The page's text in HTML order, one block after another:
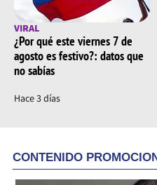
VIRAL
¿Por qué este viernes 7 de
agosto es festivo?: datos que
no sabías
Hace 3 días